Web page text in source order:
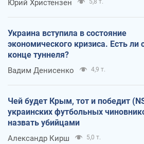
Юрий Христензен 5,8 т.
Украина вступила в состояние
экономического кризиса. Есть ли
конце туннеля?
Вадим Денисенко 4,9 т.
Чей будет Крым, тот и победит
украинских футбольных
назвать убийцами
Александр Кирш 5,0 т.